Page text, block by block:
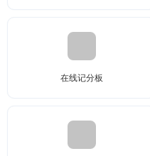
在线记分板